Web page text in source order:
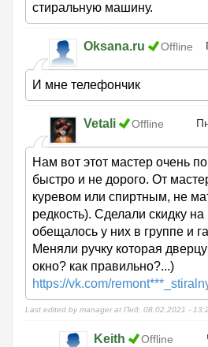
стиральную машину.
Oksana.ru Offline
И мне телефончик
Vetali Offline
Нам вот этот мастер очень
быстро и не дорого. От
куревом или спиртным, не
редкость). Сделали скидку на
обещалось у них в группе и
Меняли ручку которая
окно? как правильно?...)
https://vk.com/
Last edited by manager at Пнд, 08.02.2021 -
Keith Offline